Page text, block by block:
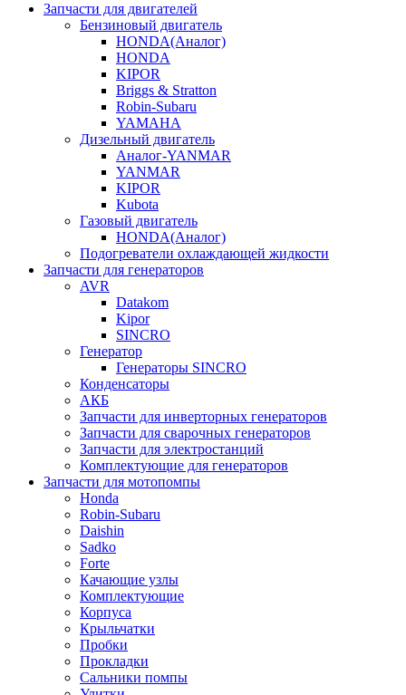
Запчасти для двигателей
Бензиновый двигатель
HONDA(Aналог)
HONDA
KIPOR
Briggs & Stratton
Robin-Subaru
YAMAHA
Дизельный двигатель
Аналог-YANMAR
YANMAR
KIPOR
Kubota
Газовый двигатель
HONDA(Aналог)
Подогреватели охлаждающей жидкости
Запчасти для генераторов
AVR
Datakom
Kipor
SINCRO
Генератор
Генераторы SINCRO
Конденсаторы
АКБ
Запчасти для инверторных генераторов
Запчасти для сварочных генераторов
Запчасти для электростанций
Комплектующие для генераторов
Запчасти для мотопомпы
Honda
Robin-Subaru
Daishin
Sadko
Forte
Качающие узлы
Комплектующие
Корпуса
Крыльчатки
Пробки
Прокладки
Сальники помпы